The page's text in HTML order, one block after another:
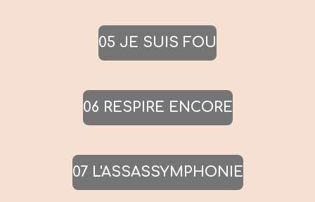
05 JE SUIS FOU
06 RESPIRE ENCORE
07 L'ASSASSYMPHONIE